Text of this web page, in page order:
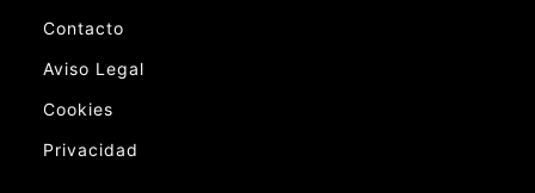
Contacto
Aviso Legal
Cookies
Privacidad